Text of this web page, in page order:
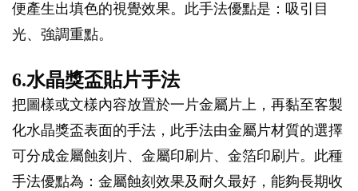
便產生出填色的視覺效果。此手法優點是：吸引目
光、強調重點。
6.水晶獎盃貼片手法
把圖樣或文樣內容放置於一片金屬片上，再黏至客製
化水晶獎盃表面的手法，此手法由金屬片材質的選擇
可分成金屬蝕刻片、金屬印刷片、金箔印刷片。此種
手法優點為：金屬蝕刻效果及耐久最好，能夠長期收